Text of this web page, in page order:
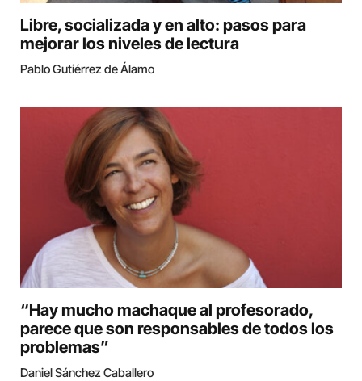
Libre, socializada y en alto: pasos para
mejorar los niveles de lectura
Pablo Gutiérrez de Álamo
“Hay mucho machaque al profesorado,
parece que son responsables de todos los
problemas”
Daniel Sánchez Caballero